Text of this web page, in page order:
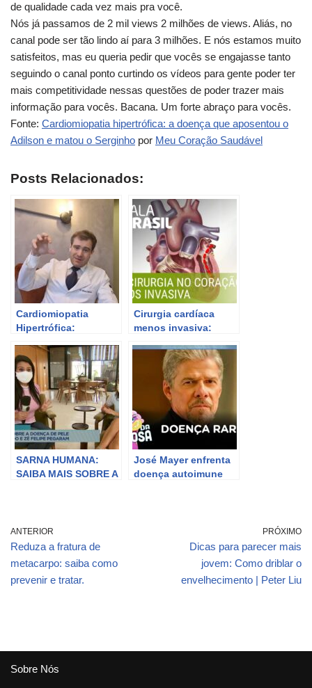
de qualidade cada vez mais pra você.
Nós já passamos de 2 mil views 2 milhões de views. Aliás, no
canal pode ser tão lindo aí para 3 milhões. E nós estamos muito
satisfeitos, mas eu queria pedir que vocês se engajasse tanto
seguindo o canal ponto curtindo os vídeos para gente poder ter
mais competitividade nessas questões de poder trazer mais
informação para vocês. Bacana. Um forte abraço para vocês.
Fonte: Cardiomiopatia hipertrófica: a doença que aposentou o
Adilson e matou o Serginho por Meu Coração Saudável
Posts Relacionados:
Cardiomiopatia
Hipertrófica:
permitidas após
morte de João Paulo
Diniz?
Cirurgia cardíaca
menos invasiva:
técnica emergente.
SARNA HUMANA:
SAIBA MAIS SOBRE A
José Mayer enfrenta
doença autoimune
ANTERIOR
Reduza a fratura de
metacarpo: saiba como
prevenir e tratar.
PRÓXIMO
Dicas para parecer mais
jovem: Como driblar o
envelhecimento | Peter Liu
Sobre Nós